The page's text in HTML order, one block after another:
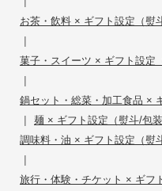
お茶・飲料 × ギフト設定（熨
|
菓子・スイーツ × ギフト設定
|
鍋セット・総菜・加工食品 ×
| 麺 × ギフト設定（熨斗/包
調味料・油 × ギフト設定（熨
|
旅行・体験・チケット × ギフ